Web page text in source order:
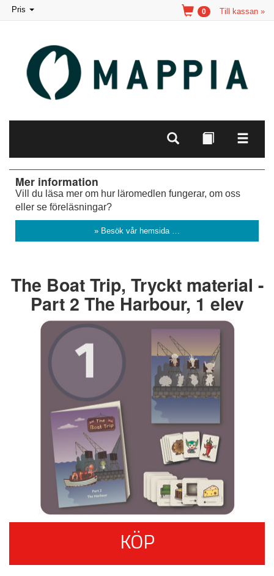
Toggle
navigation
Pris Till kassan »
0
Mer information
Vill du läsa mer om hur läromedlen fungerar, om oss
eller se föreläsningar?
» Besök vår hemsida …
The Boat Trip, Tryckt material -
Part 2 The Harbour, 1 elev
KÖP